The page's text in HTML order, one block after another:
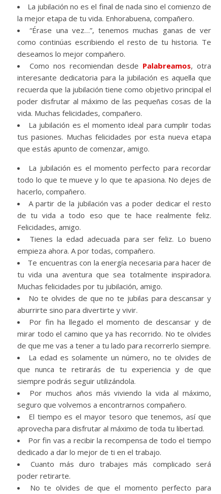
La jubilación no es el final de nada sino el comienzo de
la mejor etapa de tu vida. Enhorabuena, compañero.
“Érase una vez…”, tenemos muchas ganas de ver
como continúas escribiendo el resto de tu historia. Te
deseamos lo mejor compañero.
Como nos recomiendan desde Palabreamos, otra
interesante dedicatoria para la jubilación es aquella que
recuerda que la jubilación tiene como objetivo principal el
poder disfrutar al máximo de las pequeñas cosas de la
vida. Muchas felicidades, compañero.
La jubilación es el momento ideal para cumplir todas
tus pasiones. Muchas felicidades por esta nueva etapa
que estás apunto de comenzar, amigo.
La jubilación es el momento perfecto para recordar
todo lo que te mueve y lo que te apasiona. No dejes de
hacerlo, compañero.
A partir de la jubilación vas a poder dedicar el resto
de tu vida a todo eso que te hace realmente feliz.
Felicidades, amigo.
Tienes la edad adecuada para ser feliz. Lo bueno
empieza ahora. A por todas, compañero.
Te encuentras con la energía necesaria para hacer de
tu vida una aventura que sea totalmente inspiradora.
Muchas felicidades por tu jubilación, amigo.
No te olvides de que no te jubilas para descansar y
aburrirte sino para divertirte y vivir.
Por fin ha llegado el momento de descansar y de
mirar todo el camino que ya has recorrido. No te olvides
de que me vas a tener a tu lado para recorrerlo siempre.
La edad es solamente un número, no te olvides de
que nunca te retirarás de tu experiencia y de que
siempre podrás seguir utilizándola.
Por muchos años más viviendo la vida al máximo,
seguro que volvemos a encontrarnos compañero.
El tiempo es el mayor tesoro que tenemos, así que
aprovecha para disfrutar al máximo de toda tu libertad.
Por fin vas a recibir la recompensa de todo el tiempo
dedicado a dar lo mejor de ti en el trabajo.
Cuanto más duro trabajes más complicado será
poder retirarte.
No te olvides de que el momento perfecto para